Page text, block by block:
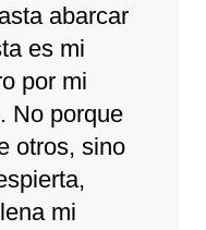
abarcar
es mi
por mi
No porque
otros, sino
mi